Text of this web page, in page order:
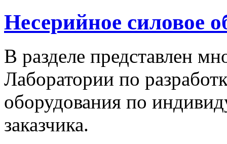
Несерийное силовое
В разделе представлен
Лаборатории по
оборудования по
заказчика.